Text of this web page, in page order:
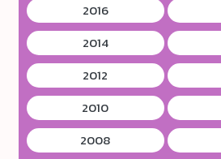
2016
2014
2012
2010
2008